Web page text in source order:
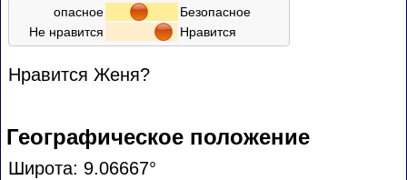
опасное
Безопасное
Не нравится
Нравится
Нравится Женя?
Географическое положение
Широта: 9.06667°